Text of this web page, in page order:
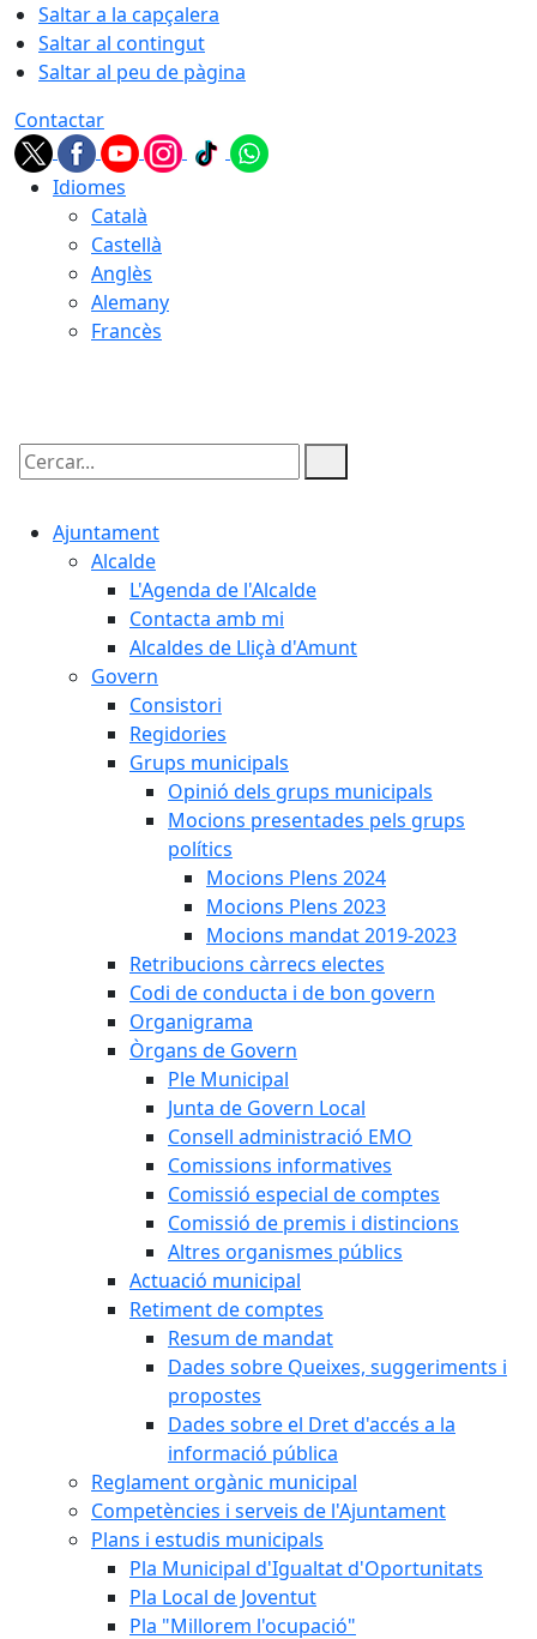
Saltar a la capçalera
Saltar al contingut
Saltar al peu de pàgina
Contactar
Idiomes
Català
Castellà
Anglès
Alemany
Francès
Cercar:
Ajuntament
Alcalde
L'Agenda de l'Alcalde
Contacta amb mi
Alcaldes de Lliçà d'Amunt
Govern
Consistori
Regidories
Grups municipals
Opinió dels grups municipals
Mocions presentades pels grups
polítics
Mocions Plens 2024
Mocions Plens 2023
Mocions mandat 2019-2023
Retribucions càrrecs electes
Codi de conducta i de bon govern
Organigrama
Òrgans de Govern
Ple Municipal
Junta de Govern Local
Consell administració EMO
Comissions informatives
Comissió especial de comptes
Comissió de premis i distincions
Altres organismes públics
Actuació municipal
Retiment de comptes
Resum de mandat
Dades sobre Queixes, suggeriments i
propostes
Dades sobre el Dret d'accés a la
informació pública
Reglament orgànic municipal
Competències i serveis de l'Ajuntament
Plans i estudis municipals
Pla Municipal d'Igualtat d'Oportunitats
Pla Local de Joventut
Pla "Millorem l'ocupació"